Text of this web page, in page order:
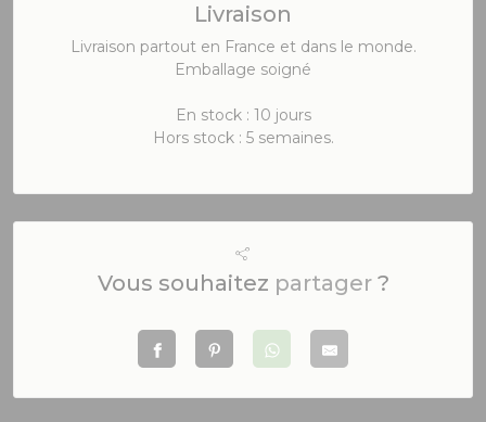
Livraison
Livraison partout en France et dans le monde.
Emballage soigné
En stock : 10 jours
Hors stock : 5 semaines.
Vous souhaitez partager?